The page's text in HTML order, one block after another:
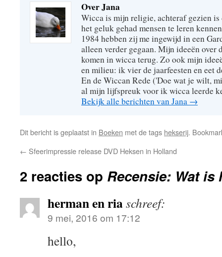
Over Jana
Wicca is mijn religie, achteraf gezien
het geluk gehad mensen te leren
1984 hebben zij me ingewijd in een
alleen verder gegaan. Mijn ideeën over
komen in wicca terug. Zo ook mijn
en milieu: ik vier de jaarfeesten en eet
En de Wiccan Rede ('Doe wat je wilt,
al mijn lijfspreuk voor ik wicca leerde
Bekijk alle berichten van Jana →
Dit bericht is geplaatst in Boeken met de tags hekserij.
← Sfeerimpressie release DVD Heksen in Holland
2 reacties op Recensie: Wat is
herman en riaschreef:
9 mei, 2016 om 17:12
hello,